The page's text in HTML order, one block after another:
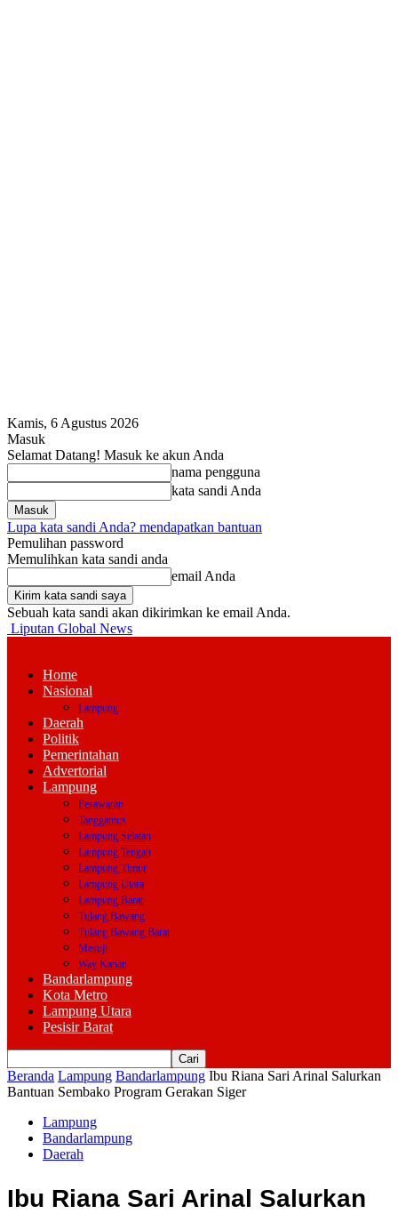
Kamis, 6 Agustus 2026
Masuk
Selamat Datang! Masuk ke akun Anda
nama pengguna
kata sandi Anda
Lupa kata sandi Anda? mendapatkan bantuan
Pemulihan password
Memulihkan kata sandi anda
email Anda
Sebuah kata sandi akan dikirimkan ke email Anda.
Liputan Global News
Home
Nasional
Lampung
Daerah
Politik
Pemerintahan
Advertorial
Lampung
Pesawaran
Tanggamus
Lampung Selatan
Lampung Tengah
Lampung Timur
Lampung Utara
Lampung Barat
Tulang Bawang
Tulang Bawang Barat
Mesuji
Way Kanan
Bandarlampung
Kota Metro
Lampung Utara
Pesisir Barat
Beranda Lampung Bandarlampung Ibu Riana Sari Arinal Salurkan
Bantuan Sembako Program Gerakan Siger
Lampung
Bandarlampung
Daerah
Ibu Riana Sari Arinal Salurkan